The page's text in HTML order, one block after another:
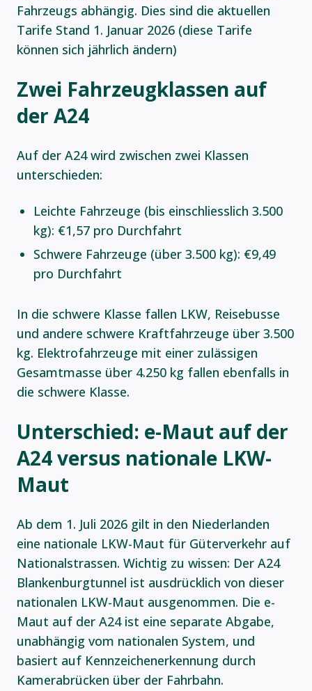
Fahrzeugs abhängig. Dies sind die aktuellen
Tarife Stand 1. Januar 2026 (diese Tarife
können sich jährlich ändern)
Zwei Fahrzeugklassen auf
der A24
Auf der A24 wird zwischen zwei Klassen
unterschieden:
Leichte Fahrzeuge (bis einschliesslich 3.500
kg): €1,57 pro Durchfahrt
Schwere Fahrzeuge (über 3.500 kg): €9,49
pro Durchfahrt
In die schwere Klasse fallen LKW, Reisebusse
und andere schwere Kraftfahrzeuge über 3.500
kg. Elektrofahrzeuge mit einer zulässigen
Gesamtmasse über 4.250 kg fallen ebenfalls in
die schwere Klasse.
Unterschied: e-Maut auf der
A24 versus nationale LKW-
Maut
Ab dem 1. Juli 2026 gilt in den Niederlanden
eine nationale LKW-Maut für Güterverkehr auf
Nationalstrassen. Wichtig zu wissen: Der A24
Blankenburgtunnel ist ausdrücklich von dieser
nationalen LKW-Maut ausgenommen. Die e-
Maut auf der A24 ist eine separate Abgabe,
unabhängig vom nationalen System, und
basiert auf Kennzeichenerkennung durch
Kamerabrücken über der Fahrbahn.